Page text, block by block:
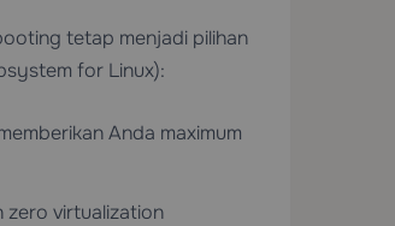
tetap menjadi pilihan
for Linux):
Anda maximum
zero virtualization